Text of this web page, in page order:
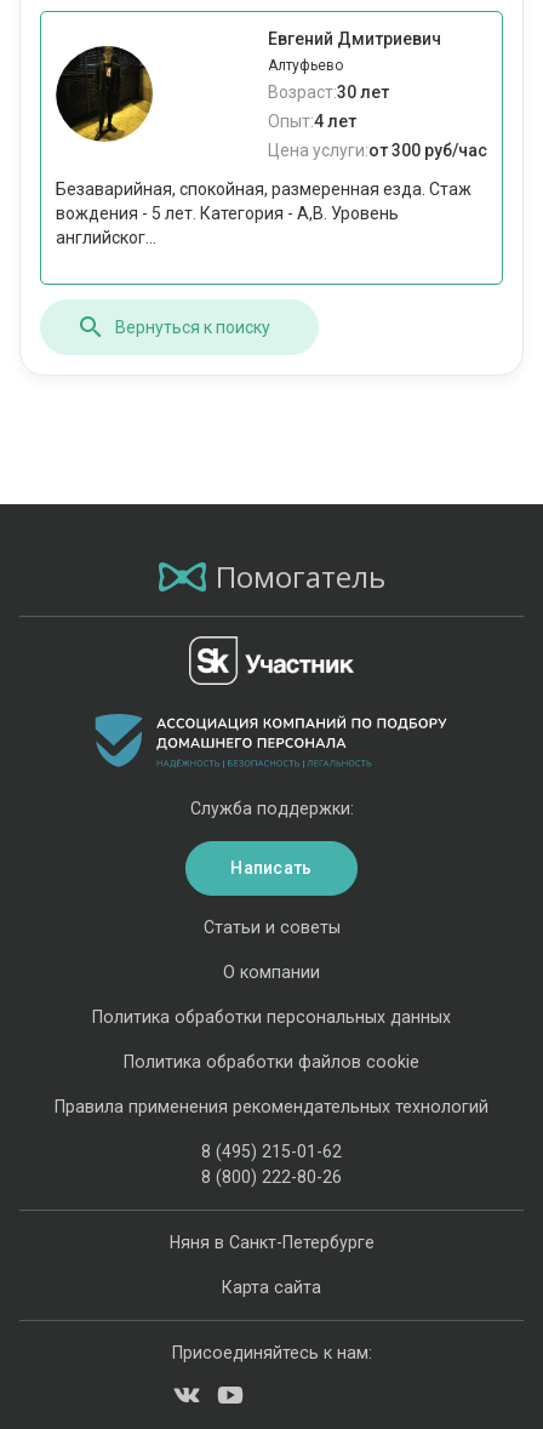
Евгений Дмитриевич
Алтуфьево
Возраст:30 лет
Опыт:4 лет
Цена услуги:от 300 руб/час
Безаварийная, спокойная, размеренная езда. Стаж
вождения - 5 лет. Категория - A,B. Уровень
английског...
Вернуться к поиску
Помогатель
Няня в Санкт-Петербурге
Карта сайта
Статьи и советы
О компании
Политика обработки персональных данных
Политика обработки файлов cookie
Правила применения рекомендательных технологий
8 (495) 215-01-62
8 (800) 222-80-26
Служба поддержки:
Написать
Присоединяйтесь к нам: